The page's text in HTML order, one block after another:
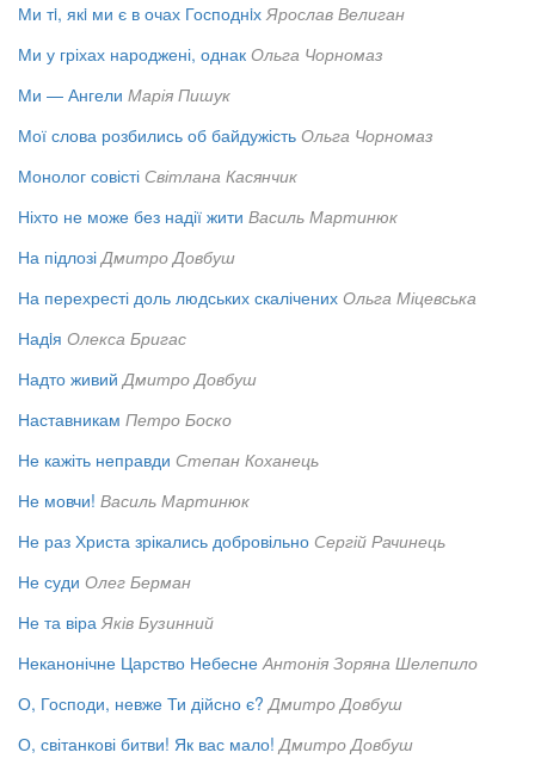
Ми тi, якi ми є в очах Господнiх Ярослав Велиган
Ми у гріхах народжені, однак Ольга Чорномаз
Ми — Ангели Марія Пишук
Мої слова розбились об байдужість Ольга Чорномаз
Монолог совісті Світлана Касянчик
Ніхто не може без надії жити Василь Мартинюк
На підлозі Дмитро Довбуш
На перехресті доль людських скалічених Ольга Міцевська
Надiя Олекса Бригас
Надто живий Дмитро Довбуш
Наставникам Петро Боско
Не кажіть неправди Степан Коханець
Не мовчи! Василь Мартинюк
Не раз Христа зрікались добровільно Сергій Рачинець
Не суди Олег Берман
Не та віра Яків Бузинний
Неканонічне Царство Небесне Антонія Зоряна Шелепило
О, Господи, невже Ти дійсно є? Дмитро Довбуш
О, світанкові битви! Як вас мало! Дмитро Довбуш